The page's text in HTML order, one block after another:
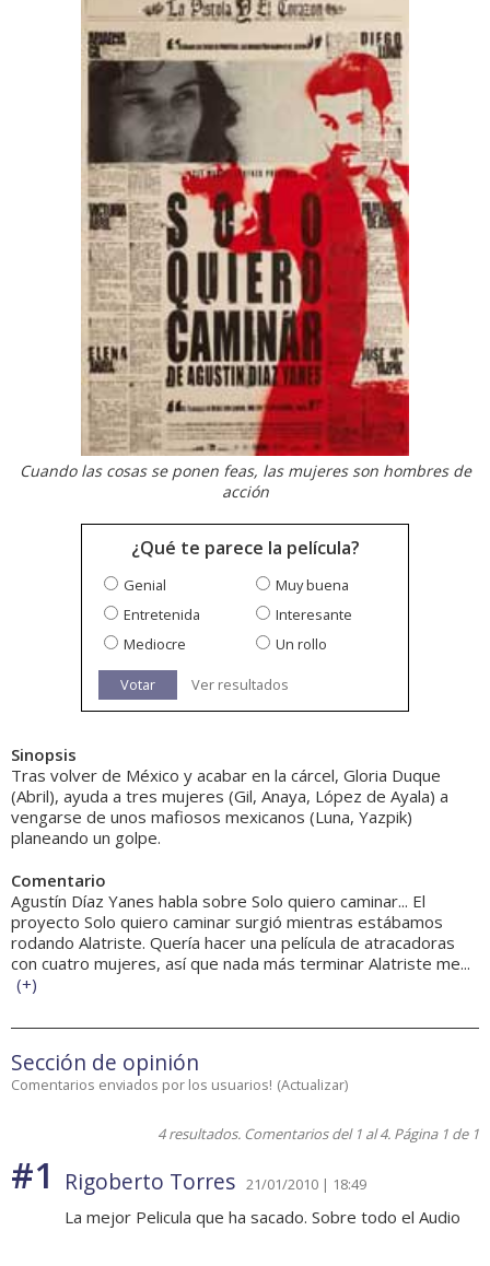
Cuando las cosas se ponen feas, las mujeres son hombres de
acción
¿Qué te parece la película?
Genial
Muy buena
Entretenida
Interesante
Mediocre
Un rollo
Votar Ver resultados
Sinopsis
Tras volver de México y acabar en la cárcel, Gloria Duque
(Abril), ayuda a tres mujeres (Gil, Anaya, López de Ayala) a
vengarse de unos mafiosos mexicanos (Luna, Yazpik)
planeando un golpe.
Comentario
Agustín Díaz Yanes habla sobre Solo quiero caminar... El
proyecto Solo quiero caminar surgió mientras estábamos
rodando Alatriste. Quería hacer una película de atracadoras
con cuatro mujeres, así que nada más terminar Alatriste me...
(+)
Sección de opinión
Comentarios enviados por los usuarios! (Actualizar)
4 resultados. Comentarios del 1 al 4. Página 1 de 1
#1 Rigoberto Torres 21/01/2010 | 18:49
La mejor Pelicula que ha sacado. Sobre todo el Audio